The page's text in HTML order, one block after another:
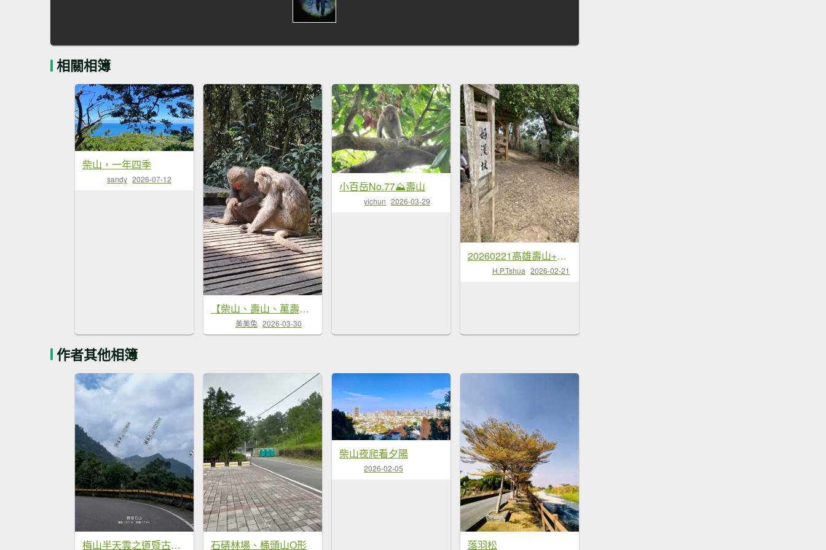
相關相簿
柴山，一年四季
sandy 2026-07-12
【柴山、壽山、萬壽山，到底哪個才是你！🤣🤣】走一座可以映照出高雄不同時期歷史軌跡的山。
美美兔 2026-03-30
小百岳No.77⛰壽山
yichun 2026-03-29
20260221高雄壽山+愛河灣
H.P.Tshua 2026-02-21
作者其他相簿
梅山半天雲之道暨古道汗路 石硦林場、桶頭山O形
柴山夜爬看夕陽
2026-02-05
落羽松